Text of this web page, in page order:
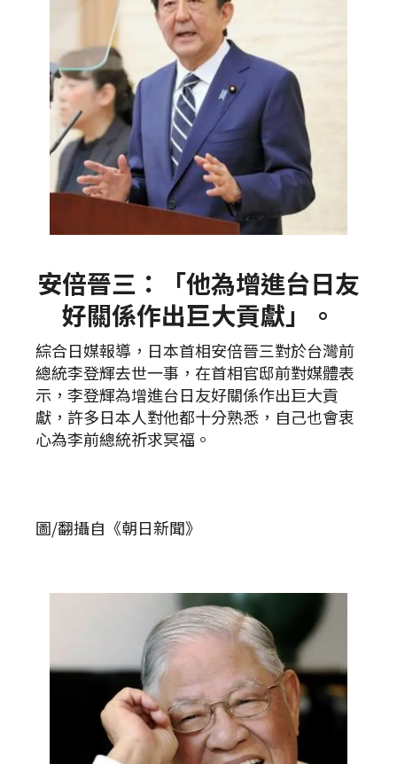
安倍晉三：「他為增進台日友
好關係作出巨大貢獻」。
綜合日媒報導，日本首相安倍晉三對於台灣前
總統李登輝去世一事，在首相官邸前對媒體表
示，李登輝為增進台日友好關係作出巨大貢
獻，許多日本人對他都十分熟悉，自己也會衷
心為李前總統祈求冥福。
圖/翻攝自《朝日新聞》